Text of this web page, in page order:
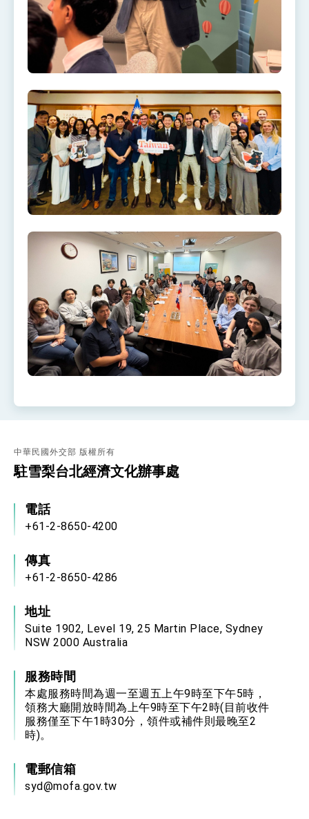
中華民國外交部 版權所有
駐雪梨台北經濟文化辦事處
電話
+61-2-8650-4200
傳真
+61-2-8650-4286
地址
Suite 1902, Level 19, 25 Martin Place, Sydney
NSW 2000 Australia
服務時間
本處服務時間為週一至週五上午9時至下午5時，
領務大廳開放時間為上午9時至下午2時(目前收件
服務僅至下午1時30分，領件或補件則最晚至2
時)。
電郵信箱
syd@mofa.gov.tw